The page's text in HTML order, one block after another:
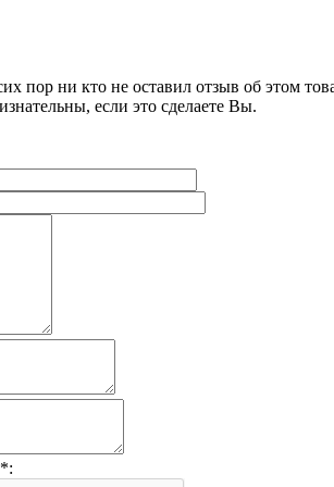
пор ни кто не оставил отзыв об этом
если это сделаете Вы.
*: